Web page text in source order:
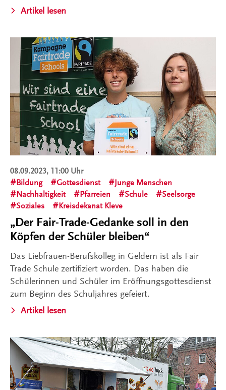
Artikel lesen
08.09.2023, 11:00 Uhr
Bildung
Gottesdienst
Junge Menschen
Nachhaltigkeit
Pfarreien Schule
Seelsorge
Soziales
Kreisdekanat Kleve
„Der Fair-Trade-Gedanke soll in den
Köpfen der Schüler bleiben“
Das Liebfrauen-Berufskolleg in Geldern ist als Fair
Trade Schule zertifiziert worden. Das haben die
Schülerinnen und Schüler im Eröffnungsgottesdienst
zum Beginn des Schuljahres gefeiert.
Artikel lesen